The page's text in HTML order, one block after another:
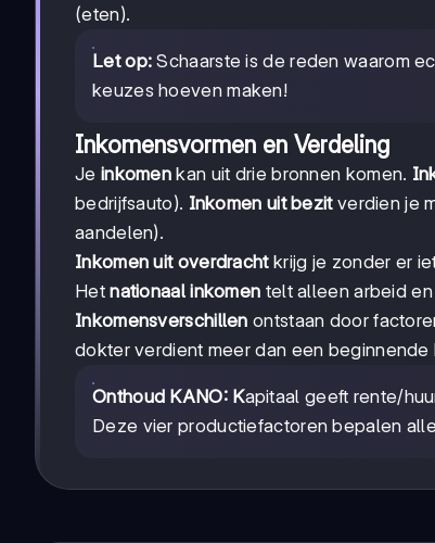
(eten).
Let op: Schaarste is de reden waarom
keuzes hoeven maken!
Inkomensvormen en Verdeling
Je inkomen kan uit drie bronnen komen.
bedrijfsauto). Inkomen uit bezitverdien je
aandelen).
Inkomen uit overdrachtkrijg je zonder er
Hetnationaal inkomen telt alleen arbeid
Inkomensverschillen ontstaan door
dokter verdient meer dan een
Onthoud KANO: Kapitaal geeft rente/
Deze vier productiefactoren bepalen